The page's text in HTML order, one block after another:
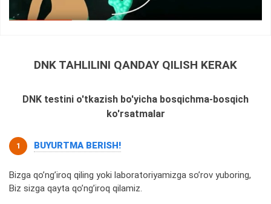
DNK TAHLILINI QANDAY QILISH KERAK
DNK testini o'tkazish bo'yicha bosqichma-bosqich
ko'rsatmalar
BUYURTMA BERISH!
Bizga qo’ng’iroq qiling yoki laboratoriyamizga so’rov yuboring,
Biz sizga qayta qo’ng’iroq qilamiz.